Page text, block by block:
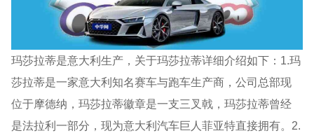
玛莎拉蒂是意大利生产，关于玛莎拉蒂详细介绍如下：1.玛
莎拉蒂是一家意大利知名赛车与跑车生产商，公司总部现
位于摩德纳，玛莎拉蒂徽章是一支三叉戟，玛莎拉蒂曾经
是法拉利一部分，现为意大利汽车巨人菲亚特直接拥有。2.